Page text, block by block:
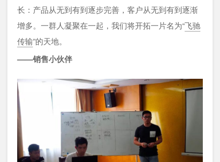
长：产品从无到有到逐步完善，客户从无到有到逐渐
增多。一群人凝聚在一起，我们将开拓一片名为“飞驰
传输”的天地。
——销售小伙伴